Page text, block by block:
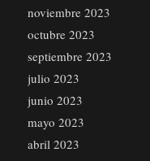
noviembre 2023
octubre 2023
septiembre 2023
julio 2023
junio 2023
mayo 2023
abril 2023